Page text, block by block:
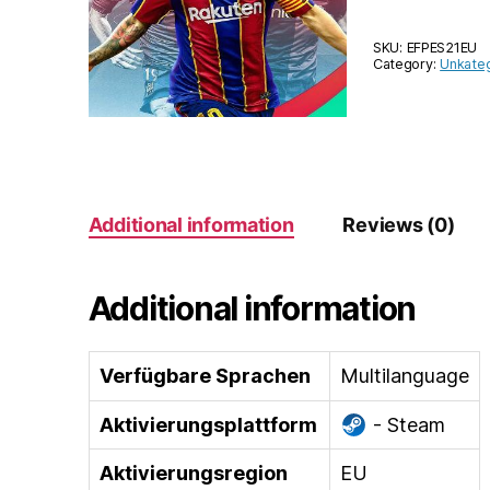
SKU: EFPES21EU
Category:
Additional information Reviews (0)
Additional information
Verfügbare Sprachen Multilanguage
Aktivierungsplattform - Steam
Aktivierungsregion EU